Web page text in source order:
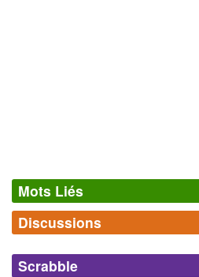
Mots Liés
Synonymes(0)
Mots avec la même signification
Discussions
Scrabble